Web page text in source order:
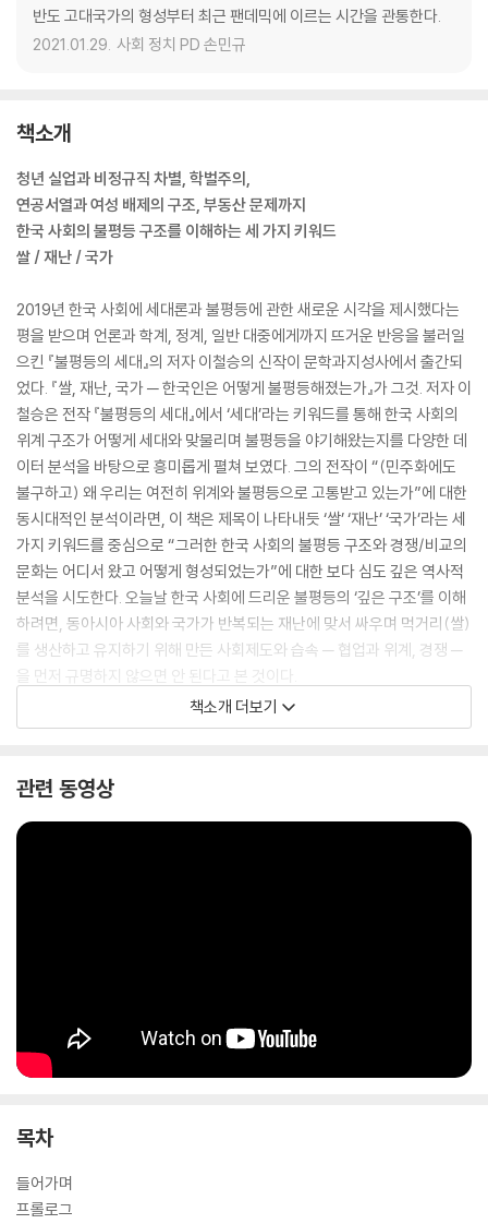
반도 고대국가의 형성부터 최근 팬데믹에 이르는 시간을 관통한다.
2021.01.29. 사회 정치 PD 손민규
책소개
청년 실업과 비정규직 차별, 학벌주의,
연공서열과 여성 배제의 구조, 부동산 문제까지
한국 사회의 불평등 구조를 이해하는 세 가지 키워드
쌀 / 재난 / 국가
2019년 한국 사회에 세대론과 불평등에 관한 새로운 시각을 제시했다는
평을 받으며 언론과 학계, 정계, 일반 대중에게까지 뜨거운 반응을 불러일
으킨 『불평등의 세대』의 저자 이철승의 신작이 문학과지성사에서 출간되
었다. 『쌀, 재난, 국가 ─ 한국인은 어떻게 불평등해졌는가』가 그것. 저자 이
철승은 전작 『불평등의 세대』에서 ‘세대’라는 키워드를 통해 한국 사회의
위계 구조가 어떻게 세대와 맞물리며 불평등을 야기해왔는지를 다양한 데
이터 분석을 바탕으로 흥미롭게 펼쳐 보였다. 그의 전작이 “(민주화에도
불구하고) 왜 우리는 여전히 위계와 불평등으로 고통받고 있는가”에 대한
동시대적인 분석이라면, 이 책은 제목이 나타내듯 ‘쌀’ ‘재난’ ‘국가’라는 세
가지 키워드를 중심으로 “그러한 한국 사회의 불평등 구조와 경쟁/비교의
문화는 어디서 왔고 어떻게 형성되었는가”에 대한 보다 심도 깊은 역사적
분석을 시도한다. 오늘날 한국 사회에 드리운 불평등의 ‘깊은 구조’를 이해
하려면, 동아시아 사회와 국가가 반복되는 재난에 맞서 싸우며 먹거리(쌀)
를 생산하고 유지하기 위해 만든 사회제도와 습속 ─ 협업과 위계, 경쟁 ─
을 먼저 규명하지 않으면 안 된다고 본 것이다.
이 책은 이러한 불평등 구조의 진화 과정을 한반도에서 고대국가가 형성되
체제’라는, 동아시아 쌀 경작 문화권에서 발전한 제도들이 왜, 어떻게 만들
어떻게 형성했는지를 수많은 자료 수집과 데이터 분석에 근거하여 흥미진
책소개 더보기
관련 동영상
목차
들어가며
프롤로그